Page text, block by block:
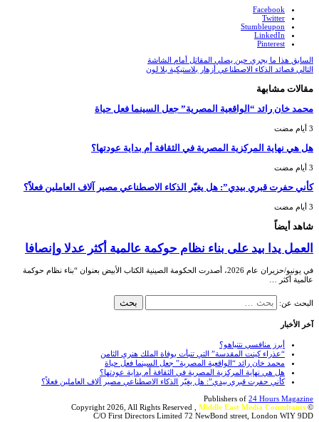
Facebook
Twitter
Stumbleupon
LinkedIn
Pinterest
السابق هذا ما يجري حين يصلي المقاتل أمام الشاشة
التالي قصائد الذكاء الاصطناعي أزهار بلاستيكية بلا لون
مقالات مشابهة
محمد خان رائد “الواقعية المصرية” جعل السينما فعل حياة
هل هي نهاية المركزية المصرية في الثقافة أم بداية عودتها؟
كأني حفرت قبري بيدي”: هل يغيّر الذكاء الاصطناعي مصير آلاف العاملين فعلاً؟
شاهد أيضاً
العمل يدا بيد على بناء نظام حوكمة عالمية أكثر عدلا وإنصافا
في يونيو/حزيران عام 2026، أصدرت الحكومة الصينية الكتاب الأبيض بعنوان “بناء نظام حوكمة
عالمية أكثر …
البحث عن:
آخر الأخبار
أبرز منافسي نتنياهو؟
“عذراء كينت المقدسة” التي تنبأت بوفاة الملك هنري الثامن
محمد خان رائد “الواقعية المصرية” جعل السينما فعل حياة
هل هي نهاية المركزية المصرية في الثقافة أم بداية عودتها؟
كأني حفرت قبري بيدي”: هل يغيّر الذكاء الاصطناعي مصير آلاف العاملين فعلاً؟
Publishers of 24 Hours Magazine
© Copyright 2026, All Rights Reserved ,
Middle East Media Consultants
C/O First Directors Limited 72 NewBond street, London WIY 9DD